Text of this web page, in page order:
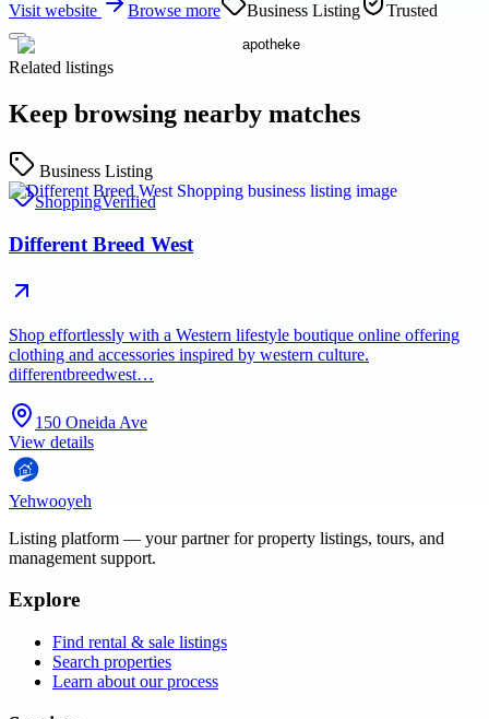
Visit website Browse more Business Listing Trusted
Related listings
Keep browsing nearby matches
Business Listing
ShoppingVerified
Different Breed West
Shop effortlessly with a Western lifestyle boutique online offering
clothing and accessories inspired by western culture.
differentbreedwest…
150 Oneida Ave
View details
Yehwooyeh
Listing platform — your partner for property listings, tours, and
management support.
Explore
Find rental & sale listings
Search properties
Learn about our process